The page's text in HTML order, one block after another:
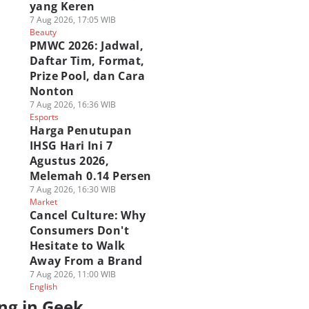
yang Keren
7 Aug 2026, 17:05 WIB
Beauty
PMWC 2026: Jadwal,
Daftar Tim, Format,
Prize Pool, dan Cara
Nonton
7 Aug 2026, 16:36 WIB
Esports
Harga Penutupan
IHSG Hari Ini 7
Agustus 2026,
Melemah 0.14 Persen
7 Aug 2026, 16:30 WIB
Market
Cancel Culture: Why
Consumers Don't
Hesitate to Walk
Away From a Brand
7 Aug 2026, 11:00 WIB
English